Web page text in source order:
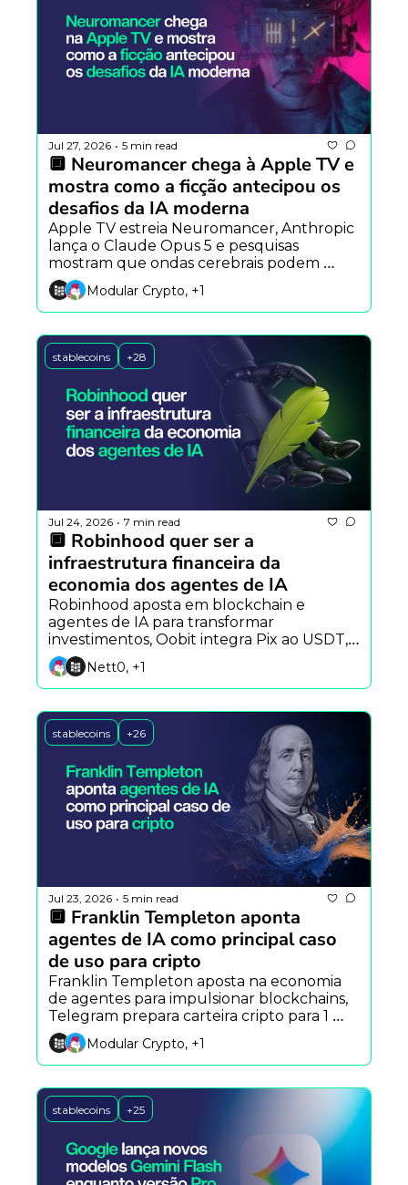
Jul 27, 2026 • 5 min read
🔲 Neuromancer chega à Apple TV e
mostra como a ficção antecipou os
desafios da IA moderna
Apple TV estreia Neuromancer, Anthropic
lança o Claude Opus 5 e pesquisas
mostram que ondas cerebrais podem
acelerar a próxima geração da robótica
com IA.Modular Crypto, +1
stablecoins +28
Jul 24, 2026 • 7 min read
🔲 Robinhood quer ser a
infraestrutura financeira da
economia dos agentes de IA
Robinhood aposta em blockchain e
agentes de IA para transformar
investimentos, Oobit integra Pix ao USDT,
Black Forest Labs lança o FLUX 3 e Alibaba
apresenta o Qwen Image 3.
Nett0, +1
stablecoins +26
Jul 23, 2026 • 5 min read
🔲 Franklin Templeton aponta
agentes de IA como principal caso
de uso para cripto
Franklin Templeton aposta na economia
de agentes para impulsionar blockchains,
Telegram prepara carteira cripto para 1
bilhão de usuários e IA redefine a
cibersegurança.
Modular Crypto, +1
stablecoins +25